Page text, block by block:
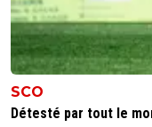
SCO
Détesté par tout le